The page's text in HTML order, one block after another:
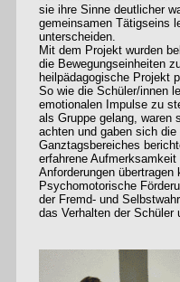
sie ihre Sinne deutlicher
gemeinsamen Tätigseins
unterscheiden.
Mit dem Projekt wurden
die Bewegungseinheiten
heilpädagogische Projekt
So wie die Schüler/innen
emotionalen Impulse zu
als Gruppe gelang, waren
achten und gaben sich
Ganztagsbereiches
erfahrene
Anforderungen
Psychomotorische
der Fremd- und
das Verhalten der Schüler